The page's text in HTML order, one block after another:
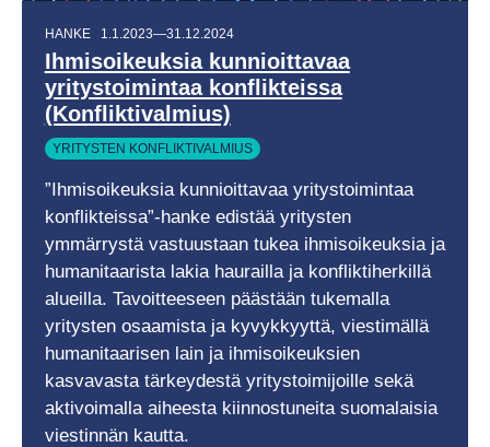
HANKE 1.1.2023—31.12.2024
Ihmisoikeuksia kunnioittavaa
yritystoimintaa konflikteissa
(Konfliktivalmius)
YRITYSTEN KONFLIKTIVALMIUS
”Ihmisoikeuksia kunnioittavaa yritystoimintaa
konflikteissa”-hanke edistää yritysten
ymmärrystä vastuustaan tukea ihmisoikeuksia ja
humanitaarista lakia haurailla ja konfliktiherkillä
alueilla. Tavoitteeseen päästään tukemalla
yritysten osaamista ja kyvykkyyttä, viestimällä
humanitaarisen lain ja ihmisoikeuksien
kasvavasta tärkeydestä yritystoimijoille sekä
aktivoimalla aiheesta kiinnostuneita suomalaisia
viestinnän kautta.